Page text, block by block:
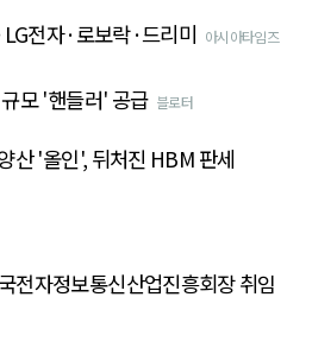
전자·로보락·드리미 아시아타임즈
모 '핸들러' 공급 블로터
산 '올인', 뒤처진 HBM 판세
전자정보통신산업진흥회장 취임